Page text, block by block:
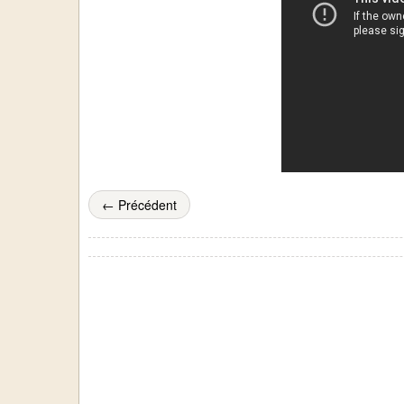
← Précédent